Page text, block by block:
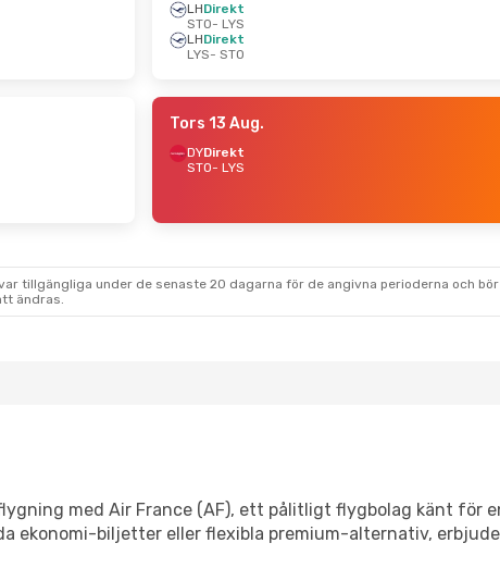
LHDirekt
STO- LYS
LHDirekt
LYS- STO
Tors 13 Aug.
DYDirekt
STO- LYS
tillgängliga under de senaste 20 dagarna för de angivna perioderna och
ändras.
med Air France (AF), ett pålitligt flygbolag känt för
ekonomi-biljetter eller flexibla premium-alternativ,